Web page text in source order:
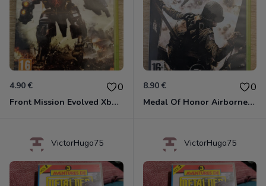
4.90 € 0
Front Mission Evolved Xbox 360
8.90 € 0
Medal Of Honor Airborne Xbox 360
VictorHugo75 VictorHugo75